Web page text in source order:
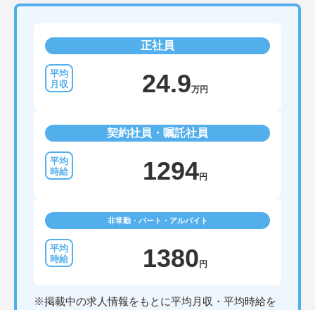
正社員
24.9万円
契約社員・嘱託社員
1294円
非常勤・パート・アルバイト
1380 円
※掲載中の求人情報をもとに平均月収・平均時給を